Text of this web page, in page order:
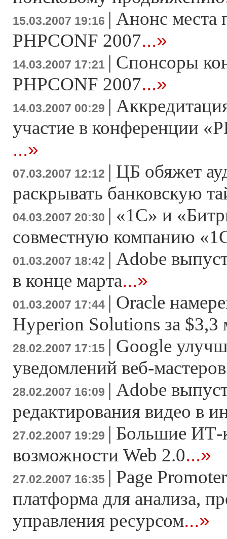
15.03.2007 19:16 | Анонс места
PHPCONF 2007...»
14.03.2007 17:21 | Спонсоры
PHPCONF 2007...»
14.03.2007 00:29 |
участие в конференции
...»
07.03.2007 12:12 | ЦБ обяжет
раскрывать банковскую
04.03.2007 20:30 | «1С» и
совместную компанию
01.03.2007 18:42 | Adobe
в конце марта...»
01.03.2007 17:44 | Oracle
Hyperion Solutions за
28.02.2007 17:15 | Google
уведомлений веб-мастеров
28.02.2007 16:09 | Adobe
редактирования видео в
27.02.2007 19:29 | Большие ИТ-
возможности Web 2.0...»
27.02.2007 16:35 | Page
платформа для анализа,
управления ресурсом...»